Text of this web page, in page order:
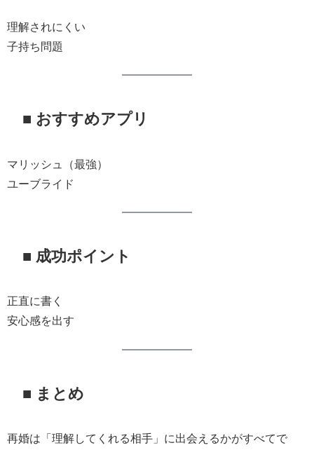
理解されにくい
子持ち問題
■ おすすめアプリ
マリッシュ（最強）
ユーブライド
■ 成功ポイント
正直に書く
安心感を出す
■ まとめ
再婚は「理解してくれる相手」に出会えるかがすべてで